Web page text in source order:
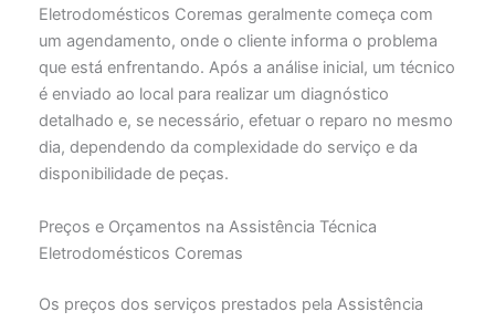
Eletrodomésticos Coremas geralmente começa com
um agendamento, onde o cliente informa o problema
que está enfrentando. Após a análise inicial, um técnico
é enviado ao local para realizar um diagnóstico
detalhado e, se necessário, efetuar o reparo no mesmo
dia, dependendo da complexidade do serviço e da
disponibilidade de peças.
Preços e Orçamentos na Assistência Técnica
Eletrodomésticos Coremas
Os preços dos serviços prestados pela Assistência